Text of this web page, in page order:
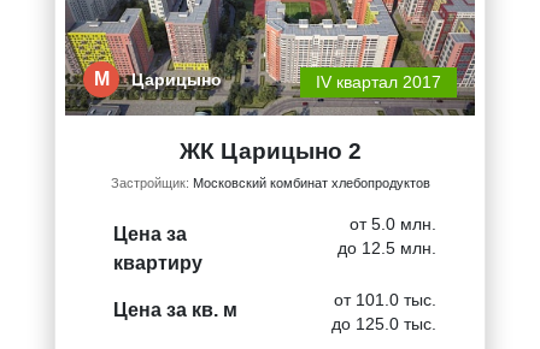
М Царицыно IV квартал 2017
ЖК Царицыно 2
Застройщик: Московский комбинат хлебопродуктов
Цена за
квартиру
от 5.0 млн.
до 12.5 млн.
Цена за кв. м
от 101.0 тыс.
до 125.0 тыс.